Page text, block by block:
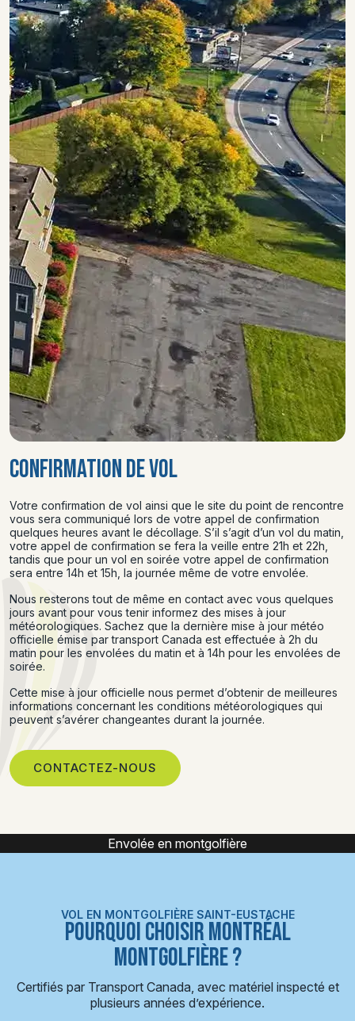
CONFIRMATION DE VOL
Votre confirmation de vol ainsi que le site du point de rencontre
vous sera communiqué lors de votre appel de confirmation
quelques heures avant le décollage. S’il s’agit d’un vol du matin,
votre appel de confirmation se fera la veille entre 21h et 22h,
tandis que pour un vol en soirée votre appel de confirmation
sera entre 14h et 15h, la journée même de votre envolée.
Nous resterons tout de même en contact avec vous quelques
jours avant pour vous tenir informez des mises à jour
météorologiques. Sachez que la dernière mise à jour météo
officielle émise par transport Canada est effectuée à 2h du
matin pour les envolées du matin et à 14h pour les envolées de
soirée.
Cette mise à jour officielle nous permet d’obtenir de meilleures
informations concernant les conditions météorologiques qui
peuvent s’avérer changeantes durant la journée.
CONTACTEZ-NOUS
Expérience montgolfière
VOL EN MONTGOLFIÈRE SAINT-EUSTACHE
POURQUOI CHOISIR MONTRÉAL
MONTGOLFIÈRE ?
Certifiés par Transport Canada, avec matériel inspecté et
plusieurs années d’expérience.